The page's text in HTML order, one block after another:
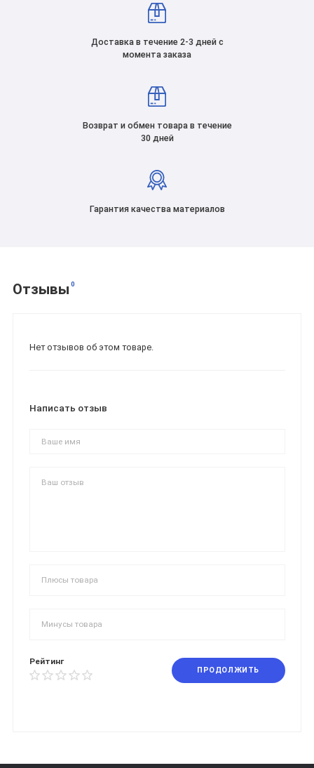
Доставка в течение 2-3 дней с
момента заказа
Возврат и обмен товара в течение
30 дней
Гарантия качества материалов
Отзывы 0
Нет отзывов об этом товаре.
Написать отзыв
Рейтинг
ПРОДОЛЖИТЬ